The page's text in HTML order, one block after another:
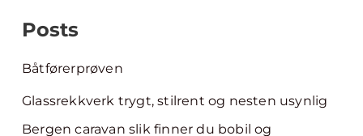
Posts
Båtførerprøven
Glassrekkverk trygt, stilrent og nesten usynlig
Bergen caravan slik finner du bobil og